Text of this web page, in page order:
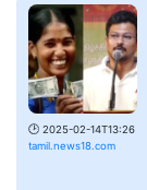
🕑 2025-02-14T13:26
tamil.news18.com